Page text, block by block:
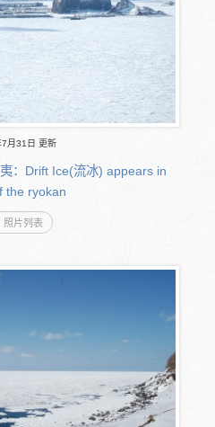
月31日 更新
：Drift Ice(流冰) appears in
the ryokan
照片列表